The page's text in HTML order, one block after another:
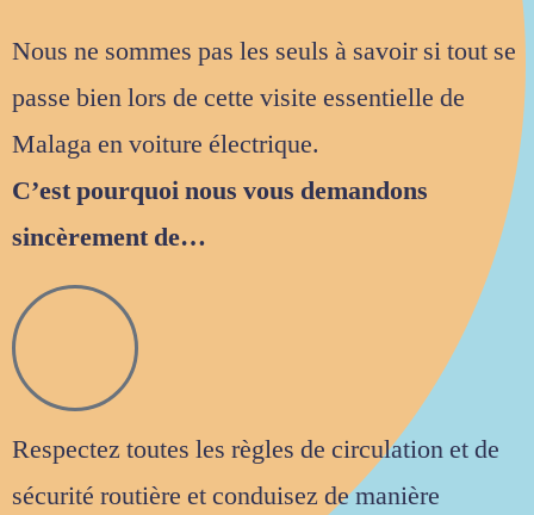
Nous ne sommes pas les seuls à savoir si tout se
passe bien lors de cette visite essentielle de
Malaga en voiture électrique.
C’est pourquoi nous vous demandons
sincèrement de…
Respectez toutes les règles de circulation et de
sécurité routière et conduisez de manière